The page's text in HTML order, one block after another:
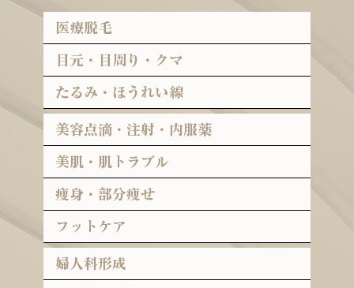
医療脱毛
目元・目周り・クマ
たるみ・ほうれい線
美容点滴・注射・内服薬
美肌・肌トラブル
痩身・部分痩せ
フットケア
婦人科形成